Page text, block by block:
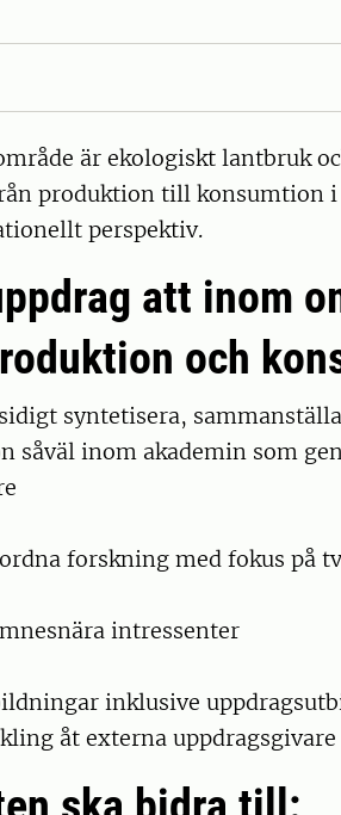
är ekologiskt lantbruk
produktion till konsumtion i
perspektiv.
att inom
och
syntetisera,
såväl inom akademin som
forskning med fokus på
intressenter
inklusive
åt externa uppdragsgivare